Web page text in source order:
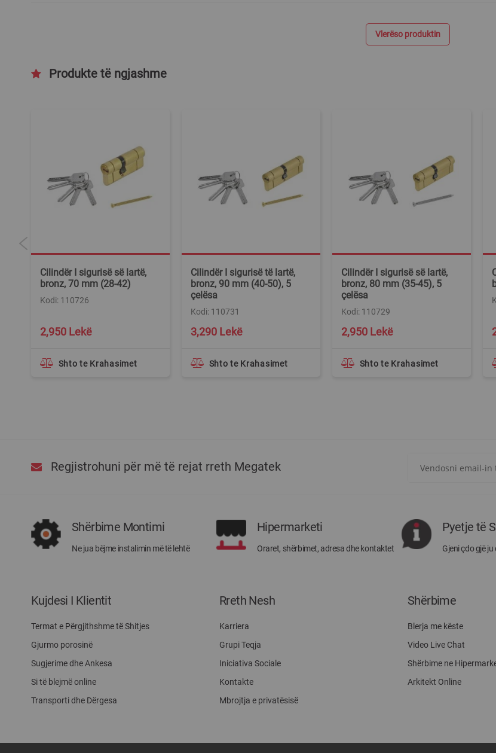
Vlerëso produktin
Produkte të ngjashme
Cilindër I sigurisë së lartë,
bronz, 70 mm (28-42)
2,950 Lekë
Kodi: 110726
Shto te Krahasimet
Cilindër I sigurisë të lartë,
bronz, 90 mm (40-50), 5
çelësa
3,290 Lekë
Kodi: 110731
Shto te Krahasimet
Cilindër I sigurisë së lartë,
bronz, 80 mm (35-45), 5
çelësa
2,950 Lekë
Kodi: 110729
Shto te Krahasimet
Regjistrohuni për më të rejat rreth Megatek
rreth
Megatek:
Shërbime Montimi
Ne jua bëjme instalimin më të lehtë
Hipermarketi
Oraret, shërbimet, adresa dhe kontaktet
Pyetje të
Gjeni çdo gjë
Kujdesi I Klientit
Termat e Përgjithshme të Shitjes
Gjurmo porosinë
Sugjerime dhe Ankesa
Si të blejmë online
Transporti dhe Dërgesa
Rreth Nesh
Karriera
Grupi Teqja
Iniciativa Sociale
Kontakte
Mbrojtja e privatësisë
Shërbime
Blerja me këste
Video Live Chat
Shërbime ne
Arkitekt Online